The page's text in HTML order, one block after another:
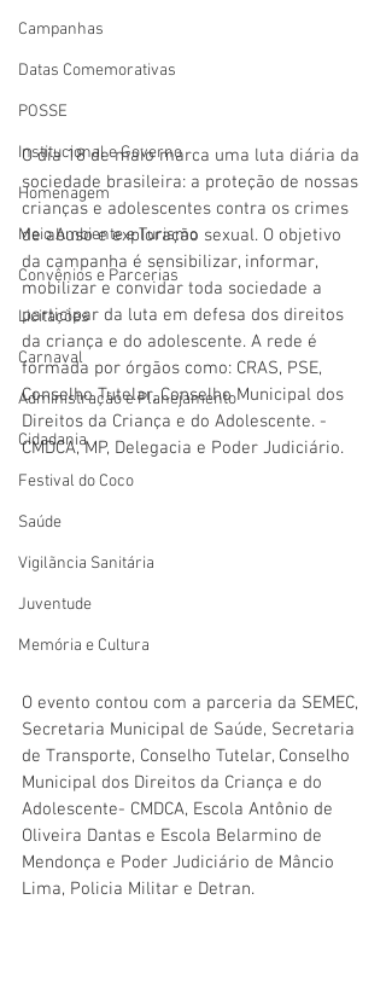
Campanhas
Datas Comemorativas
POSSE
Institucional e Governo
Homenagem
Meio Ambiente e Turismo
Convênios e Parcerias
Licitações
Carnaval
Administração e Planejamento
Cidadania
Festival do Coco
Saúde
Vigilãncia Sanitária
Juventude
Memória e Cultura
O dia 18 de maio marca uma luta diária da
sociedade brasileira: a proteção de nossas
crianças e adolescentes contra os crimes
de abuso e exploração sexual. O objetivo
da campanha é sensibilizar, informar,
mobilizar e convidar toda sociedade a
participar da luta em defesa dos direitos
da criança e do adolescente. A rede é
formada por órgãos como: CRAS, PSE,
Conselho Tutelar, Conselho Municipal dos
Direitos da Criança e do Adolescente. -
CMDCA, MP, Delegacia e Poder Judiciário.
O evento contou com a parceria da SEMEC,
Secretaria Municipal de Saúde, Secretaria
de Transporte, Conselho Tutelar, Conselho
Municipal dos Direitos da Criança e do
Adolescente- CMDCA, Escola Antônio de
Oliveira Dantas e Escola Belarmino de
Mendonça e Poder Judiciário de Mâncio
Lima, Policia Militar e Detran.